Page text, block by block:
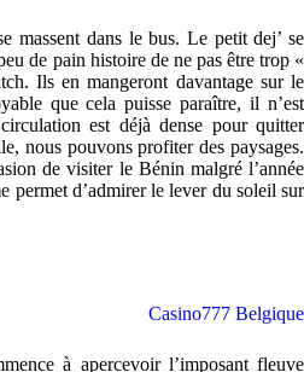
massent dans le bus. Le petit dej’ se
de pain histoire de ne pas être trop «
Ils en mangeront davantage sur le
que cela puisse paraître, il n’est
est déjà dense pour quitter
nous pouvons profiter des paysages.
de visiter le Bénin malgré l’année
permet d’admirer le lever du soleil sur
Casino777 Belgique
à apercevoir l’imposant fleuve